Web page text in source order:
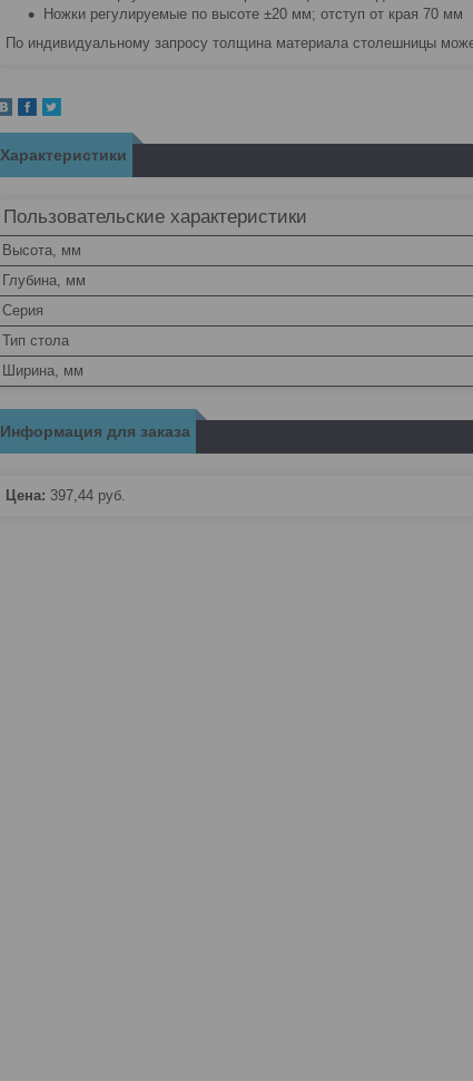
Ножки регулируемые по высоте ±20 мм; отступ от края 70 мм
По индивидуальному запросу толщина материала столешницы
Характеристики
Пользовательские характеристики
Высота, мм
Глубина, мм
Серия
Тип стола
Ширина, мм
Информация для заказа
Цена: 397,44 руб.